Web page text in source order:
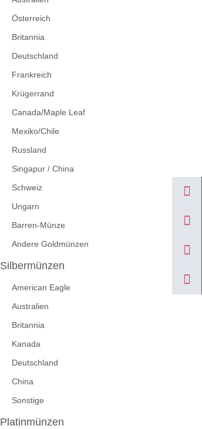
Österreich
Britannia
Deutschland
Frankreich
Krügerrand
Canada/Maple Leaf
Mexiko/Chile
Russland
Singapur / China
Schweiz
Ungarn
Barren-Münze
Andere Goldmünzen
Silbermünzen
American Eagle
Australien
Britannia
Kanada
Deutschland
China
Sonstige
Platinmünzen